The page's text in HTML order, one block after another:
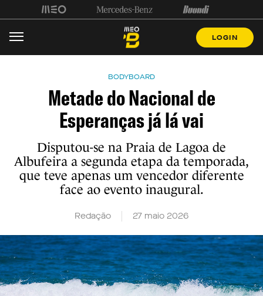
LOGIN
BODYBOARD
Metade do Nacional de
Esperanças já lá vai
Disputou-se na Praia de Lagoa de
Albufeira a segunda etapa da temporada,
que teve apenas um vencedor diferente
face ao evento inaugural.
Redação 27 maio 2026